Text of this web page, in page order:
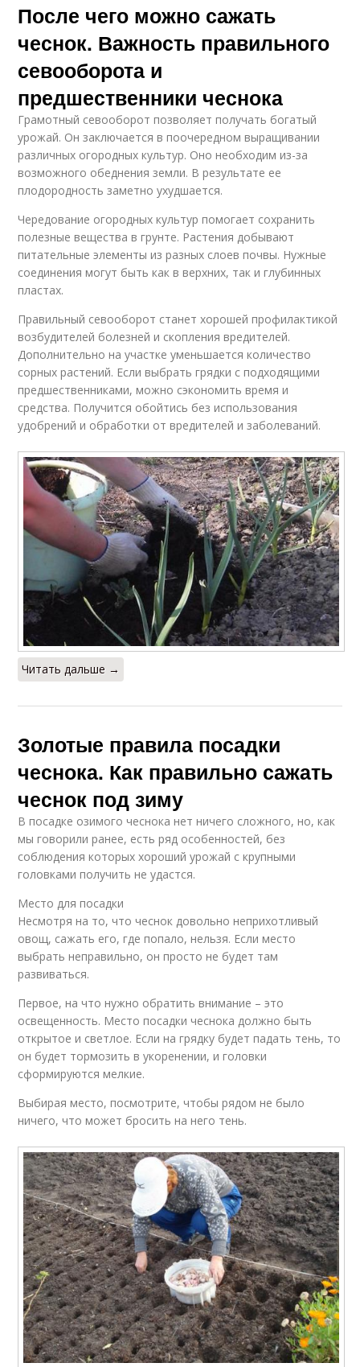
После чего можно сажать
чеснок. Важность правильного
севооборота и
предшественники чеснока
Грамотный севооборот позволяет получать богатый
урожай. Он заключается в поочередном выращивании
различных огородных культур. Оно необходим из-за
возможного обеднения земли. В результате ее
плодородность заметно ухудшается.
Чередование огородных культур помогает сохранить
полезные вещества в грунте. Растения добывают
питательные элементы из разных слоев почвы. Нужные
соединения могут быть как в верхних, так и глубинных
пластах.
Правильный севооборот станет хорошей профилактикой
возбудителей болезней и скопления вредителей.
Дополнительно на участке уменьшается количество
сорных растений. Если выбрать грядки с подходящими
предшественниками, можно сэкономить время и
средства. Получится обойтись без использования
удобрений и обработки от вредителей и заболеваний.
Читать дальше →
Золотые правила посадки
чеснока. Как правильно сажать
чеснок под зиму
В посадке озимого чеснока нет ничего сложного, но, как
мы говорили ранее, есть ряд особенностей, без
соблюдения которых хороший урожай с крупными
головками получить не удастся.
Место для посадки
Несмотря на то, что чеснок довольно неприхотливый
овощ, сажать его, где попало, нельзя. Если место
выбрать неправильно, он просто не будет там
развиваться.
Первое, на что нужно обратить внимание – это
освещенность. Место посадки чеснока должно быть
открытое и светлое. Если на грядку будет падать тень, то
он будет тормозить в укоренении, и головки
сформируются мелкие.
Выбирая место, посмотрите, чтобы рядом не было
ничего, что может бросить на него тень.